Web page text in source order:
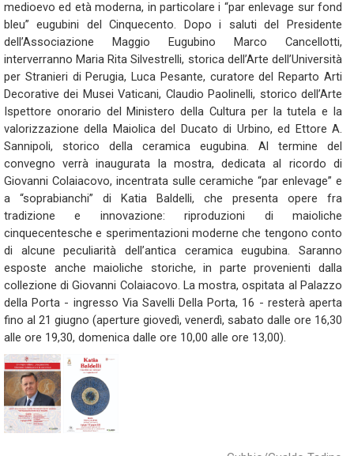
medioevo ed età moderna, in particolare i “par enlevage sur fond
bleu” eugubini del Cinquecento. Dopo i saluti del Presidente
dell’Associazione Maggio Eugubino Marco Cancellotti,
interverranno Maria Rita Silvestrelli, storica dell’Arte dell’Università
per Stranieri di Perugia, Luca Pesante, curatore del Reparto Arti
Decorative dei Musei Vaticani, Claudio Paolinelli, storico dell’Arte
Ispettore onorario del Ministero della Cultura per la tutela e la
valorizzazione della Maiolica del Ducato di Urbino, ed Ettore A.
Sannipoli, storico della ceramica eugubina. Al termine del
convegno verrà inaugurata la mostra, dedicata al ricordo di
Giovanni Colaiacovo, incentrata sulle ceramiche “par enlevage” e
a “soprabianchi” di Katia Baldelli, che presenta opere fra
tradizione e innovazione: riproduzioni di maioliche
cinquecentesche e sperimentazioni moderne che tengono conto
di alcune peculiarità dell’antica ceramica eugubina. Saranno
esposte anche maioliche storiche, in parte provenienti dalla
collezione di Giovanni Colaiacovo. La mostra, ospitata al Palazzo
della Porta - ingresso Via Savelli Della Porta, 16 - resterà aperta
fino al 21 giugno (aperture giovedì, venerdì, sabato dalle ore 16,30
alle ore 19,30, domenica dalle ore 10,00 alle ore 13,00).